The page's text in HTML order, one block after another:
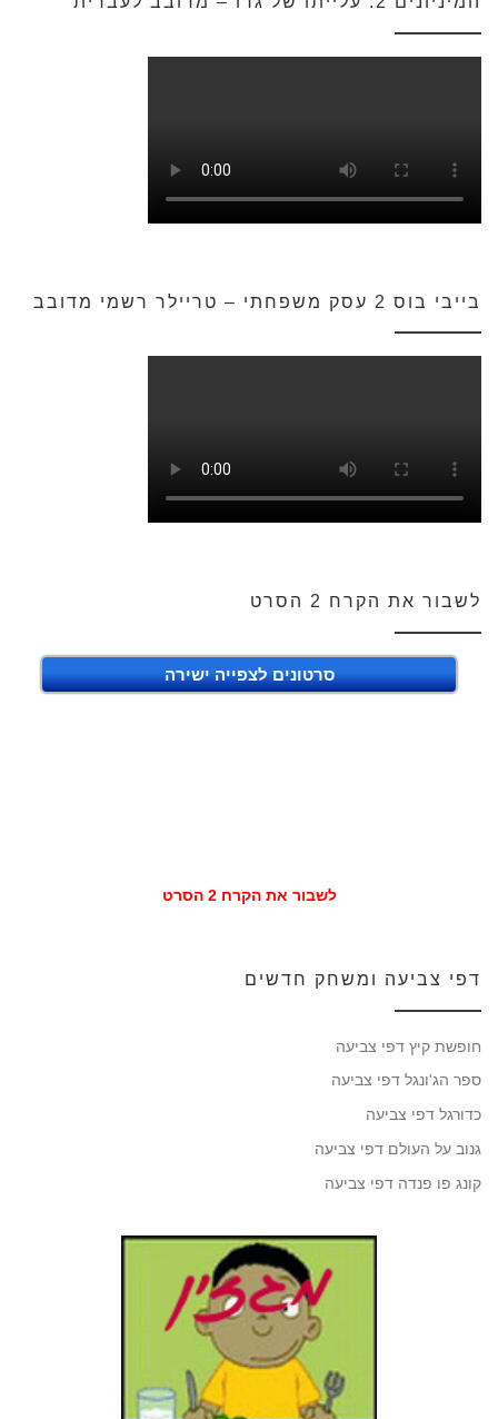
בייבי בוס 2 עסק משפחתי – טריילר רשמי מדובב
לשבור את הקרח 2 הסרט
סרטונים לצפייה ישירה
לשבור את הקרח 2 הסרט
דפי צביעה ומשחק חדשים
חופשת קיץ דפי צביעה
ספר הג'ונגל דפי צביעה
כדורגל דפי צביעה
גנוב על העולם דפי צביעה
קונג פו פנדה דפי צביעה